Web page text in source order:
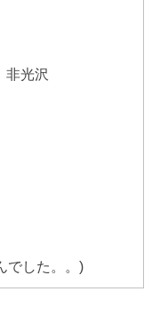
光沢
でした。。)